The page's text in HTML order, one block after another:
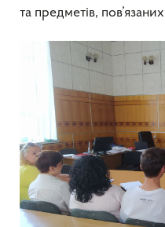
та предметів,